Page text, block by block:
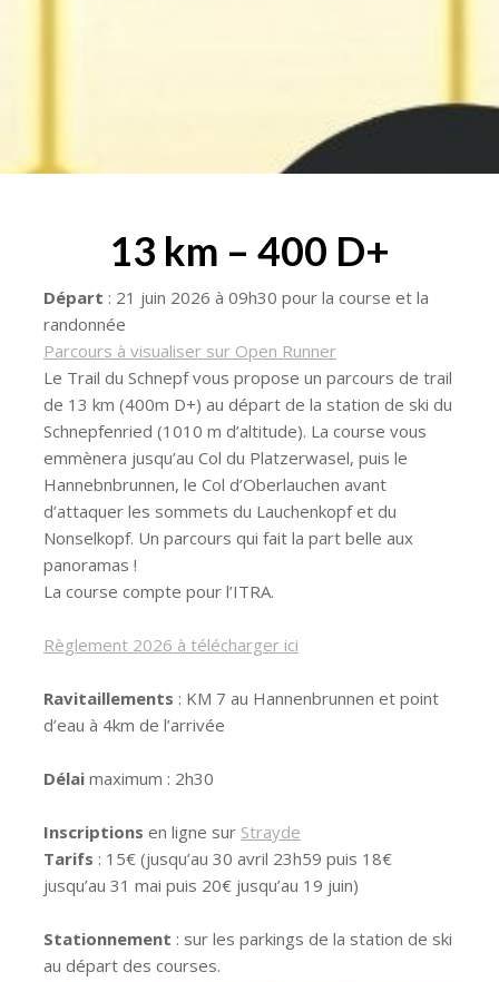
13 km – 400 D+
Départ : 21 juin 2026 à 09h30 pour la course et la
randonnée
Parcours à visualiser sur Open Runner
Le Trail du Schnepf vous propose un parcours de trail
de 13 km (400m D+) au départ de la station de ski du
Schnepfenried (1010 m d’altitude). La course vous
emmènera jusqu’au Col du Platzerwasel, puis le
Hannebnbrunnen, le Col d’Oberlauchen avant
d’attaquer les sommets du Lauchenkopf et du
Nonselkopf. Un parcours qui fait la part belle aux
panoramas !
La course compte pour l’ITRA.
Règlement 2026 à télécharger ici
Ravitaillements : KM 7 au Hannenbrunnen et point
d’eau à 4km de l’arrivée
Délai maximum : 2h30
Inscriptions en ligne sur Strayde
Tarifs : 15€ (jusqu’au 30 avril 23h59 puis 18€
jusqu’au 31 mai puis 20€ jusqu’au 19 juin)
Stationnement : sur les parkings de la station de ski
au départ des courses.